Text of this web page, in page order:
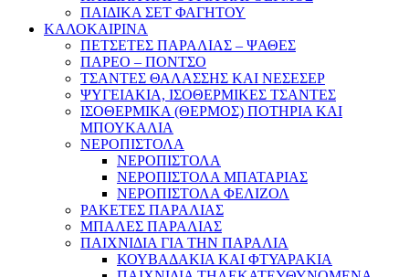
ΠΑΙΔΙΚΑ ΣΕΤ ΦΑΓΗΤΟΥ
ΚΑΛΟΚΑΙΡΙΝΑ
ΠΕΤΣΕΤΕΣ ΠΑΡΑΛΙΑΣ – ΨΑΘΕΣ
ΠΑΡΕΟ – ΠΟΝΤΣΟ
ΤΣΑΝΤΕΣ ΘΑΛΑΣΣΗΣ ΚΑΙ ΝΕΣΕΣΕΡ
ΨΥΓΕΙΑΚΙΑ, ΙΣΟΘΕΡΜΙΚΕΣ ΤΣΑΝΤΕΣ
ΙΣΟΘΕΡΜΙΚΑ (ΘΕΡΜΟΣ) ΠΟΤΗΡΙΑ ΚΑΙ
ΜΠΟΥΚΑΛΙΑ
ΝΕΡΟΠΙΣΤΟΛΑ
ΝΕΡΟΠΙΣΤΟΛΑ
ΝΕΡΟΠΙΣΤΟΛΑ ΜΠΑΤΑΡΙΑΣ
ΝΕΡΟΠΙΣΤΟΛΑ ΦΕΛΙΖΟΛ
ΡΑΚΕΤΕΣ ΠΑΡΑΛΙΑΣ
ΜΠΑΛΕΣ ΠΑΡΑΛΙΑΣ
ΠΑΙΧΝΙΔΙΑ ΓΙΑ ΤΗΝ ΠΑΡΑΛΙΑ
ΚΟΥΒΑΔΑΚΙΑ ΚΑΙ ΦΤΥΑΡΑΚΙΑ